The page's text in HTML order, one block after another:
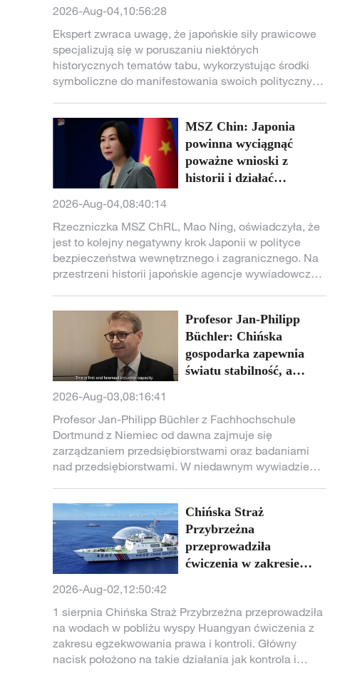
2026-Aug-04,10:56:28
Ekspert zwraca uwagę, że japońskie siły prawicowe
specjalizują się w poruszaniu niektórych
historycznych tematów tabu, wykorzystując środki
symboliczne do manifestowania swoich politycznych
militaryzmu.
MSZ Chin: Japonia
powinna wyciągnąć
poważne wnioski z
historii i działać
2026-Aug-04,08:40:14
Rzeczniczka MSZ ChRL, Mao Ning, oświadczyła, że
jest to kolejny negatywny krok Japonii w polityce
bezpieczeństwa wewnętrznego i zagranicznego. Na
przestrzeni historii japońskie agencje wywiadowcze
ekspansyjnych i popełniały niezliczone zbrodnie
wobec sąsiednich krajów w Azji oraz japońskiego
narodu. Ostatnio Japonia, powołując się na tzw.
bezpieczeństwo państwowe i zagrożenia
zewnętrzne, przyspiesza proces „re-militaryzacji”,
grożąc pokojowi i stabilności w regionie, co budzi
szerokie obawy społeczności międzynarodowej.
Władze Japonii powinny wyciągnąć poważne wnioski
z historii i działać ostrożnie.
Profesor Jan-Philipp
Büchler: Chińska
gospodarka zapewnia
światu stabilność, a
wszystkich krajów
2026-Aug-03,08:16:41
Profesor Jan-Philipp Büchler z Fachhochschule
Dortmund z Niemiec od dawna zajmuje się
zarządzaniem przedsiębiorstwami oraz badaniami
nad przedsiębiorstwami. W niedawnym wywiadzie
inne kraje mogą czerpać korzyści z wysoce
otwartego chińskiego rynku i dostępu do chińskich
technologii.
Chińska Straż
Przybrzeżna
przeprowadziła
ćwiczenia w zakresie
pobliżu wyspy Huangyan
2026-Aug-02,12:50:42
1 sierpnia Chińska Straż Przybrzeżna przeprowadziła
na wodach w pobliżu wyspy Huangyan ćwiczenia z
zakresu egzekwowania prawa i kontroli. Główny
nacisk położono na takie działania jak kontrola i